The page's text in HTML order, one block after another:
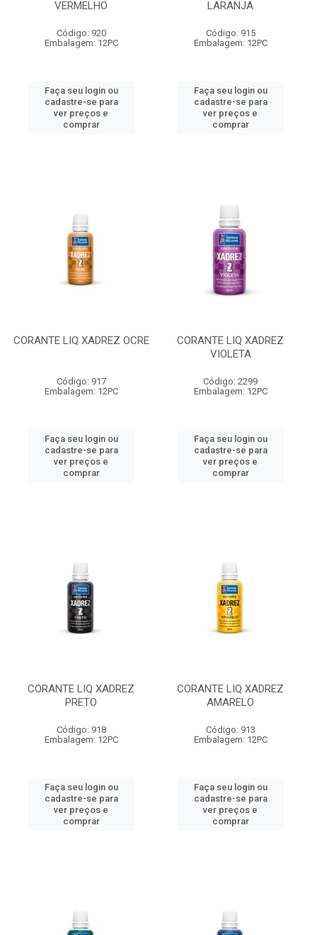
VERMELHO
Código: 920
Embalagem: 12PC
Faça seu login ou
cadastre-se para
ver preços e
comprar
LARANJA
Código: 915
Embalagem: 12PC
Faça seu login ou
cadastre-se para
ver preços e
comprar
CORANTE LIQ XADREZ OCRE
Código: 917
Embalagem: 12PC
Faça seu login ou
cadastre-se para
ver preços e
comprar
CORANTE LIQ XADREZ
VIOLETA
Código: 2299
Embalagem: 12PC
Faça seu login ou
cadastre-se para
ver preços e
comprar
CORANTE LIQ XADREZ
PRETO
Código: 918
Embalagem: 12PC
Faça seu login ou
cadastre-se para
ver preços e
comprar
CORANTE LIQ XADREZ
AMARELO
Código: 913
Embalagem: 12PC
Faça seu login ou
cadastre-se para
ver preços e
comprar